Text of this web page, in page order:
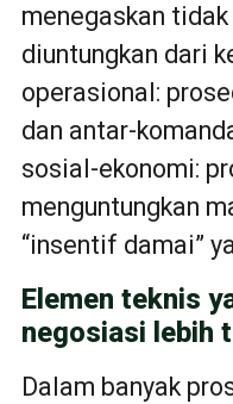
menegaskan
diuntungkan dari
operasional:
dan antar-
sosial-ekonomi:
menguntungkan
“insentif damai”
Elemen teknis
negosiasi lebih
Dalam banyak